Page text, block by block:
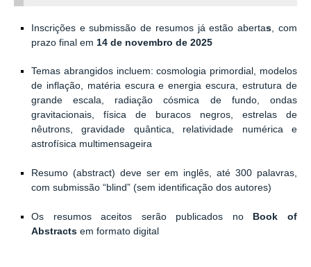
Inscrições e submissão de resumos já estão abertas , com
prazo final em 14 de novembro de 2025
Temas abrangidos incluem: cosmologia primordial, modelos
de inflação, matéria escura e energia escura, estrutura de
grande escala, radiação cósmica de fundo, ondas
gravitacionais, física de buracos negros, estrelas de
nêutrons, gravidade quântica, relatividade numérica e
astrofísica multimensageira
Resumo (abstract) deve ser em inglês, até 300 palavras,
com submissão “blind” (sem identificação dos autores)
Os resumos aceitos serão publicados no Book of
Abstractsem formato digital